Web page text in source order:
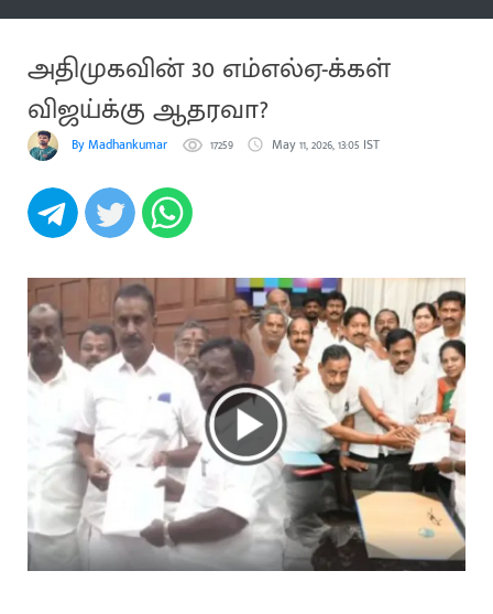
அதிமுகவின் 30 எம்எல்ஏ-க்கள்
விஜய்க்கு ஆதரவா?
By Madhankumar 17259 May 11, 2026, 13:05 IST